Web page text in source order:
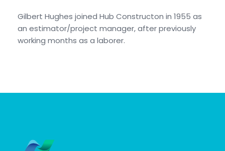
Gilbert Hughes joined Hub Constructon in 1955 as
an estimator/project manager, after previously
working months as a laborer.